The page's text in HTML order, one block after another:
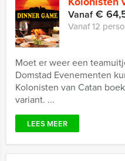
Vanaf€
Vanaf 12
Moet er weer een
Domstad Evenementen
Kolonisten van Catan
variant. ...
LEES MEER